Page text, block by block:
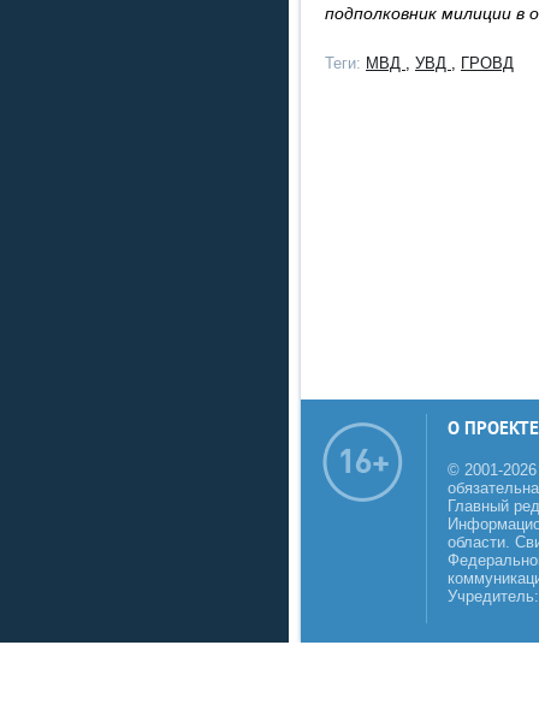
подполковник милиции в
Теги: МВД , УВД , ГРОВД
О ПРОЕКТЕ
© 2001-
Главный
области.